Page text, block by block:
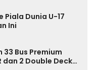
Piala Dunia U-17
Ini
Bus Premium
dan 2 Double Decker